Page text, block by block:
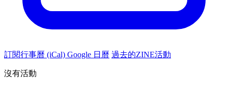
訂閱行事曆 (iCal) Google 日曆 過去的ZINE活動
沒有活動